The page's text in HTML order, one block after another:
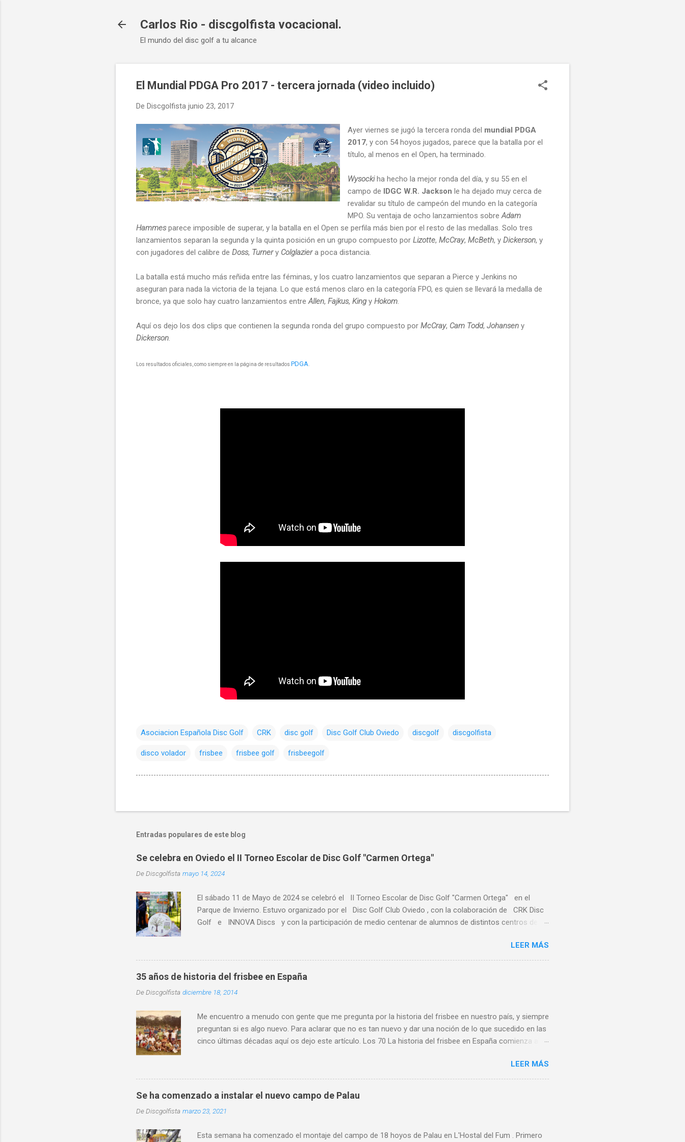
Carlos Rio - discgolfista vocacional.
El mundo del disc golf a tu alcance
El Mundial PDGA Pro 2017 - tercera jornada (video incluido)
De Discgolfista junio 23, 2017
Ayer viernes se jugó la tercera ronda del mundial PDGA
2017, y con 54 hoyos jugados, parece que la batalla por el
título, al menos en el Open, ha terminado.
Wysockiha hecho la mejor ronda del día, y su 55 en el
campo de IDGC W.R. Jackson le ha dejado muy cerca de
revalidar su título de campeón del mundo en la categoría
MPO. Su ventaja de ocho lanzamientos sobre Adam
Hammesparece imposible de superar, y la batalla en el Open se perfila más bien por el resto de las medallas. Solo tres
lanzamientos separan la segunda y la quinta posición en un grupo compuesto por Lizotte, McCray, McBeth, y Dickerson, y
con jugadores del calibre de Doss, Turnery Colglaziera poca distancia.
La batalla está mucho más reñida entre las féminas, y los cuatro lanzamientos que separan a Pierce y Jenkins no
aseguran para nada la victoria de la tejana. Lo que está menos claro en la categoría FPO, es quien se llevará la medalla de
bronce, ya que solo hay cuatro lanzamientos entre Allen, Fajkus, King y Hokom
Aquí os dejo los dos clips que contienen la segunda ronda del grupo compuesto por McCray, Cam Todd, Johansen y
Dickerson
Los resultados oficiales, como siempre en la página de resultados PDGA
Asociacion Española Disc Golf CRK disc golf Disc Golf Club Oviedo discgolf discgolfista
disco volador frisbee frisbee golf frisbeegolf
Entradas populares de este blog
Se celebra en Oviedo el II Torneo Escolar de Disc Golf "Carmen Ortega"
DeDiscgolfista mayo 14, 2024
El sábado 11 de Mayo de 2024 se celebró el II Torneo Escolar de Disc Golf "Carmen Ortega" en el
Parque de Invierno. Estuvo organizado por el Disc Golf Club Oviedo , con la colaboración de CRK Disc
Golf e INNOVA Discs y con la participación de medio centenar de alumnos de distintos centros de
localidades de Asturias, como Gijón , Avilés, Pravia, Nava, Sariego, Villaviciosa, Noreña y Oviedo, donde
destacó la al alta participación del IES Leopoldo Alas. Participó alumnado de quince centros escolares
distintos . Se retomó este torneo que pone de manifiesto el crecimiento de este deporte también en el
entorno escolar. Y es que son cada vez más los centros y los maestros y profesores de educación
física interesados y que incluyen esta actividad dentro de sus programaciones Este sirvió también de
LEER MÁS
35 años de historia del frisbee en España
DeDiscgolfista diciembre 18, 2014
Me encuentro a menudo con gente que me pregunta por la historia del frisbee en nuestro país, y siempre
preguntan si es algo nuevo. Para aclarar que no es tan nuevo y dar una noción de lo que sucedido en las
cinco últimas décadas aquí os dejo este artículo. Los 70 La historia del frisbee en España comienza al
Asturias y empiezo a meterme en el mundo del disco volador. Ese mismo año un grupo de aficionados
crea la Asociación Española de Frisbee (A.E.F.) con sede en Bilbao. Aunque parece ser que la A.E.F.
existió durante varios años y que tuvo jugadores afiliados, no figura como organizadora de ningún
torneo y no existe rastro de algún tipo de actividad en ningún sitio. 1985 Primer Campeonato de España
de Frisbee. Cinco representantes del DGCO: Belén, Juan, Pedro, Patxo y Eduardo Los 80 y 90 En 1983 se
LEER MÁS
Se ha comenzado a instalar el nuevo campo de Palau
DeDiscgolfista marzo 23, 2021
Esta semana ha comenzado el montaje del campo de 18 hoyos de Palau en L'Hostal del Fum . Primero